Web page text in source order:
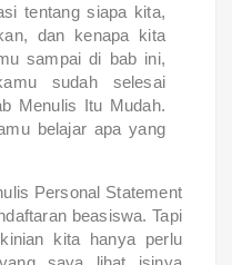
tentang siapa kita,
dan kenapa kita
sampai di bab ini,
sudah selesai
Menulis Itu Mudah.
belajar apa yang
Personal Statement
beasiswa. Tapi
kita hanya perlu